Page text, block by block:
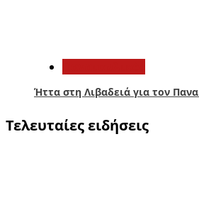
Ήττα στη Λιβαδειά για τον
Τελευταίες ειδήσεις